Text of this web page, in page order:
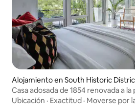
Alojamiento en South Historic
Casa adosada de 1854 renovada a
Ubicación · Exactitud · Moverse por